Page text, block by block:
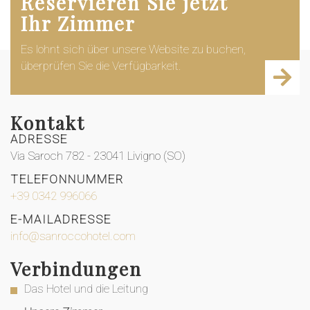
Ihr Zimmer
Es lohnt sich über unsere Website zu buchen,
überprüfen Sie die Verfügbarkeit.
Kontakt
ADRESSE
Via Saroch 782 - 23041 Livigno (SO)
TELEFONNUMMER
+39 0342 996066
E-MAILADRESSE
info@sanroccohotel.com
Verbindungen
Das Hotel und die Leitung